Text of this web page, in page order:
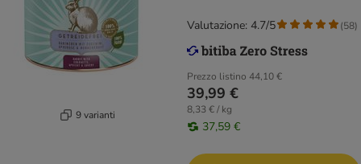
9 varianti
Prezzo listino 44,10 €
39,99 €
8,33 € / kg
37,59 €
Valutazione: 4.7/5 (58)